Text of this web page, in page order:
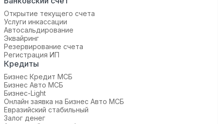
Открытие текущего счета
Услуги инкассации
Автосальдирование
Эквайринг
Резервирование счета
Регистрация ИП
Кредиты
Бизнес Кредит МСБ
Бизнес Авто МСБ
Бизнес-Light
Онлайн заявка на Бизнес Авто МСБ
Евразийский стабильный
Залог денег